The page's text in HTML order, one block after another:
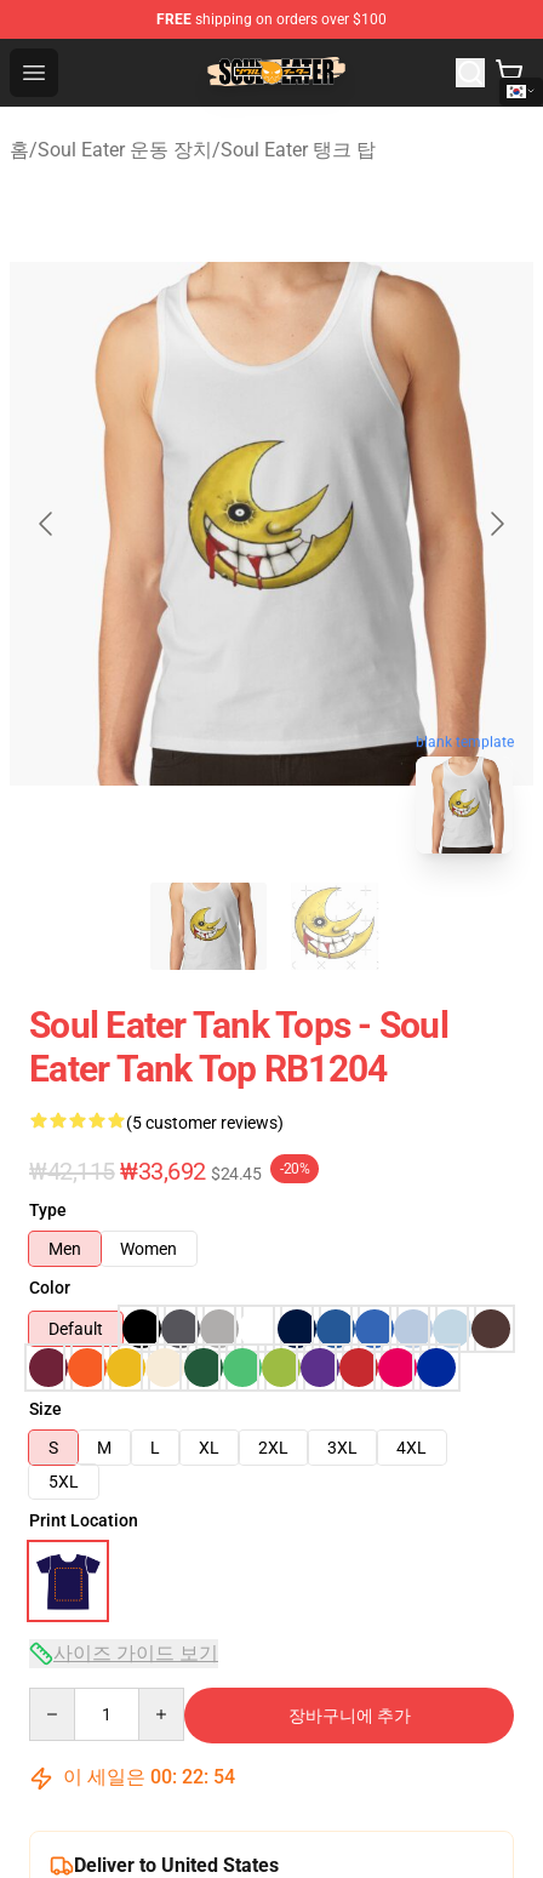
FREE shipping on orders over $100
Open menu
Soul Eater Store - Official Soul Eater Merchandise Shop
홈/Soul Eater 운동 장치/Soul Eater 탱크 탑
blank template
Soul Eater Tank Tops - Soul
Eater Tank Top RB1204
(5 customer reviews)
₩42,115₩33,692 $24.45 -20%
Type
Men
Women
Color
Default
Size
S
M L XL 2XL 3XL
4XL
5XL
Print Location
사이즈 가이드 보기
장바구니에 추가
이 세일은 00: 22: 54
Deliver to United States